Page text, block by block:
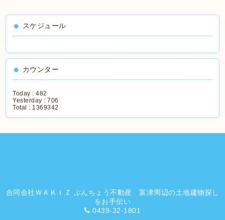
スケジュール
カウンター
Today :482
Yesterday :706
Total : 1369342
合同会社ＷＡＫＩＺ ぶんちょう不動産 富津周辺の土地建物探し
をお手伝い
0439-32-1801